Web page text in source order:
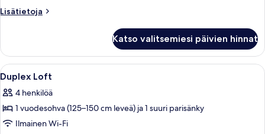
Lisätietoja
Lisätietoja
Katso valitsemiesi päivien hinnat
Avaa
kaikki
huonetyypin
Duplex
Loft
Moderni olohuone, jossa on sininen
5
Duplex Loft
4 henkilöä
1 vuodesohva (125–150 cm leveä) ja 1 suuri parisänky
Ilmainen Wi-Fi